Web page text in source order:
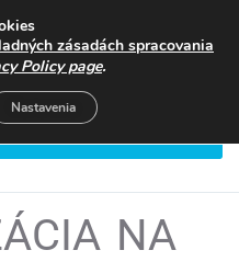
NA
zásadách spracovania
Policy page.
Nastavenia